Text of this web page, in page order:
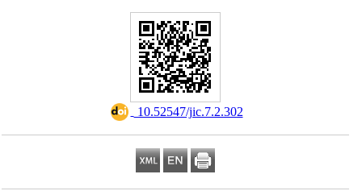
‎ 10.52547/jic.7.2.302